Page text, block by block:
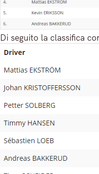
Di seguito la classifica